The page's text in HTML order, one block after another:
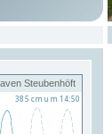
Steubenhöft